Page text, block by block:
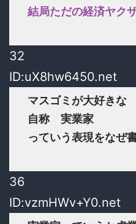
結局ただの経済ヤク
32
ID:uX8hw6450.net
マスゴミが大好きな
自称 実業家
っていう表現をなぜ
36
ID:vzmHWv+Y0.net